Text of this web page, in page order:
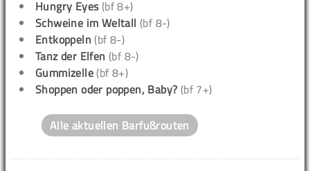
Hungry Eyes(bf 8+)
Schweine im Weltall (bf 8-)
Entkoppeln (bf 8-)
Tanz der Elfen (bf 8-)
Gummizelle (bf 8+)
Shoppen oder poppen, Baby? (bf 7+)
Alle aktuellen Barfußrouten